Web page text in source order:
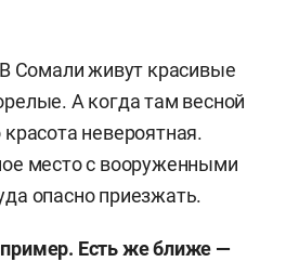
Сомали живут красивые
А когда там весной
невероятная.
место с вооруженными
опасно приезжать.
Есть же ближе —